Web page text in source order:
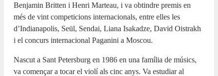
Benjamin Britten i Henri Marteau, i va obtindre premis en
més de vint competicions internacionals, entre elles les
d’Indianapolis, Seül, Sendai, Liana Isakadze, David Oistrakh
i el concurs internacional Paganini a Moscou.
Nascut a Sant Petersburg en 1986 en una família de músics,
va començar a tocar el violí als cinc anys. Va estudiar al